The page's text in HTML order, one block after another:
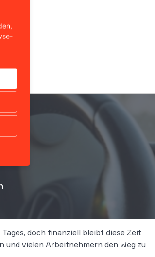
doch finanziell bleibt diese Zeit
vielen Arbeitnehmern den Weg zu